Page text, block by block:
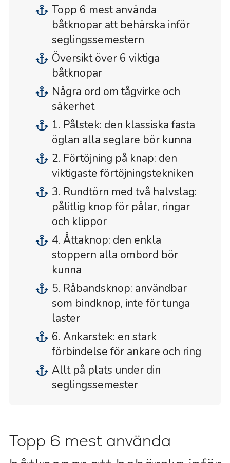
Topp 6 mest använda
båtknopar att behärska inför
seglingssemestern
Översikt över 6 viktiga
båtknopar
Några ord om tågvirke och
säkerhet
1. Pålstek: den klassiska fasta
öglan alla seglare bör kunna
2. Förtöjning på knap: den
viktigaste förtöjningstekniken
3. Rundtörn med två halvslag:
pålitlig knop för pålar, ringar
och klippor
4. Åttaknop: den enkla
stoppern alla ombord bör
kunna
5. Råbandsknop: användbar
som bindknop, inte för tunga
laster
6. Ankarstek: en stark
förbindelse för ankare och ring
Allt på plats under din
seglingssemester
Topp 6 mest använda